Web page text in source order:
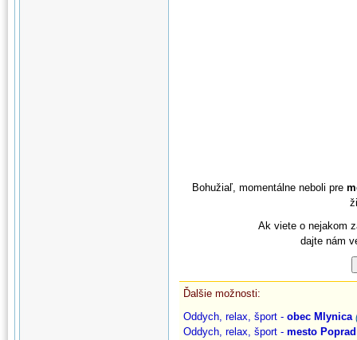
Bohužiaľ, momentálne neboli pre
Ak viete o nejakom
dajte nám
Ďalšie možnosti:
Oddych, relax, šport - obec Mlynica
Oddych, relax, šport - mesto Poprad